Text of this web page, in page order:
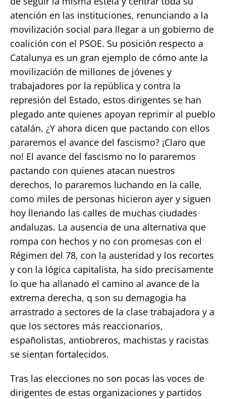
atención en las instituciones, renunciando a la
movilización social para llegar a un gobierno de
coalición con el PSOE. Su posición respecto a
Catalunya es un gran ejemplo de cómo ante la
movilización de millones de jóvenes y
trabajadores por la república y contra la
represión del Estado, estos dirigentes se han
plegado ante quienes apoyan reprimir al pueblo
catalán. ¿Y ahora dicen que pactando con ellos
pararemos el avance del fascismo? ¡Claro que
no! El avance del fascismo no lo pararemos
pactando con quienes atacan nuestros
derechos, lo pararemos luchando en la calle,
como miles de personas hicieron ayer y siguen
hoy llenando las calles de muchas ciudades
andaluzas. La ausencia de una alternativa que
rompa con hechos y no con promesas con el
Régimen del 78, con la austeridad y los recortes
y con la lógica capitalista, ha sido precisamente
lo que ha allanado el camino al avance de la
extrema derecha, q son su demagogia ha
arrastrado a sectores de la clase trabajadora y a
que los sectores más reaccionarios,
españolistas, antiobreros, machistas y racistas
se sientan fortalecidos.
Tras las elecciones no son pocas las voces de
dirigentes de estas organizaciones y partidos